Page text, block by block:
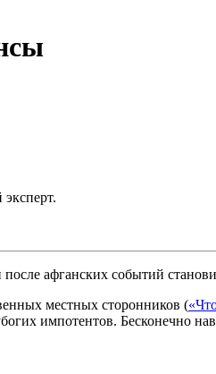
афганских событий
местных сторонников (
импотентов. Бесконечно